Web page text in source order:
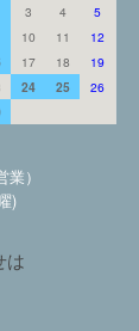
3 4
5
10 11
12
17 18
19
24 25
26
）
)
は